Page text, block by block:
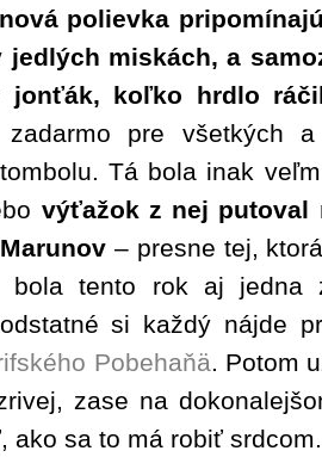
polievka
jedlých miskách, a
jonťák, koľko hrdlo
pre všetkých
Tá bola inak
výťažok z nej putoval
– presne tej,
bola tento rok aj jedna
si každý nájde
Pobehaňä. Potom
zase na
ako sa to má robiť srdcom.